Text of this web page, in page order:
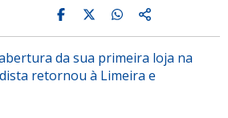
da sua primeira loja na
retornou à Limeira e